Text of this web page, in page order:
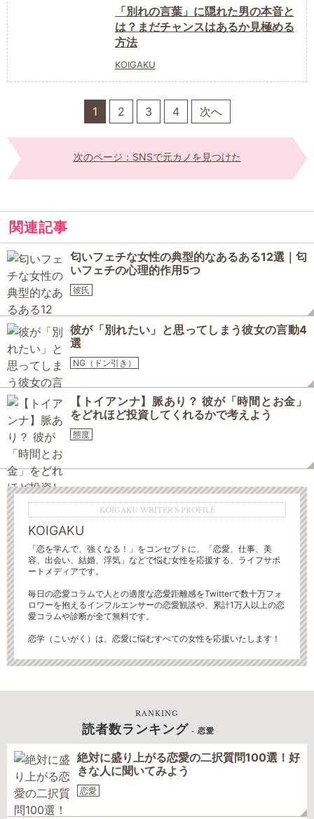
「別れの言葉」に隠れた男の本音と
は？まだチャンスはあるか見極める
方法
KOIGAKU
1 2 3 4 次へ
次のページ：SNSで元カノを見つけた
関連記事
匂いフェチな女性の典型的なあるある12選｜匂
いフェチの心理的作用5つ
彼氏
彼が「別れたい」と思ってしまう彼女の言動4
選
NG（ドン引き）
【トイアンナ】脈あり？ 彼が「時間とお金」
をどれほど投資してくれるかで考えよう
態度
KOIGAKU WRITER'S PROFILE
KOIGAKU
「恋を学んで、強くなる！」をコンセプトに、「恋愛、仕事、美
容、出会い、結婚、浮気」などで悩む女性を応援する、ライフサポ
ートメディアです。
毎日の恋愛コラムで人との適度な恋愛距離感をTwitterで数十万フォ
ロワーを抱えるインフルエンサーの恋愛観談や、累計1万人以上の恋
愛コラムや診断が全て無料です。
恋学（こいがく）は、恋愛に悩むすべての女性を応援いたします！
RANKING
読者数ランキング - 恋愛
絶対に盛り上がる恋愛の二択質問100選！好
きな人に聞いてみよう
恋愛